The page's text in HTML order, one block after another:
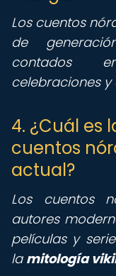
Los cuentos
de
contados
celebraciones y
4. ¿Cuál es
cuentos
actual?
Los cuentos
autores
películas y
la mitología